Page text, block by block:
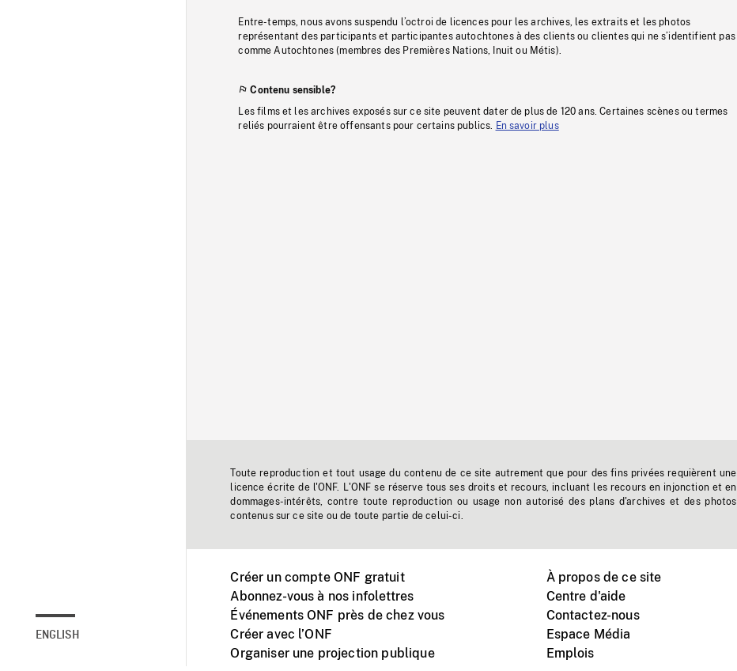
ENGLISH
Entre-temps, nous avons suspendu l’octroi de licences pour les archives, les extraits et les photos
représentant des participants et participantes autochtones à des clients ou clientes qui ne s’identifient pas
comme Autochtones (membres des Premières Nations, Inuit ou Métis).
Contenu sensible?
Les films et les archives exposés sur ce site peuvent dater de plus de 120 ans. Certaines scènes ou termes
reliés pourraient être offensants pour certains publics.
En savoir plus
Toute reproduction et tout usage du contenu de ce site autrement que pour des fins privées requièrent une
licence écrite de l'ONF. L'ONF se réserve tous ses droits et recours, incluant les recours en injonction et en
dommages-intérêts, contre toute reproduction ou usage non autorisé des plans d'archives et des photos
contenus sur ce site ou de toute partie de celui-ci.
Créer un compte ONF gratuit
Abonnez-vous à nos infolettres
Événements ONF près de chez vous
Créer avec l’ONF
Organiser une projection publique
À propos de ce site
Centre d'aide
Contactez-nous
Espace Média
Emplois